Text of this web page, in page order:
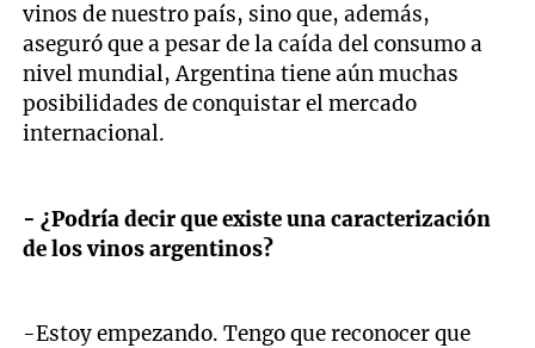
vinos de nuestro país, sino que, además,
aseguró que a pesar de la caída del consumo a
nivel mundial, Argentina tiene aún muchas
posibilidades de conquistar el mercado
internacional.
- ¿Podría decir que existe una caracterización
de los vinos argentinos?
-Estoy empezando. Tengo que reconocer que